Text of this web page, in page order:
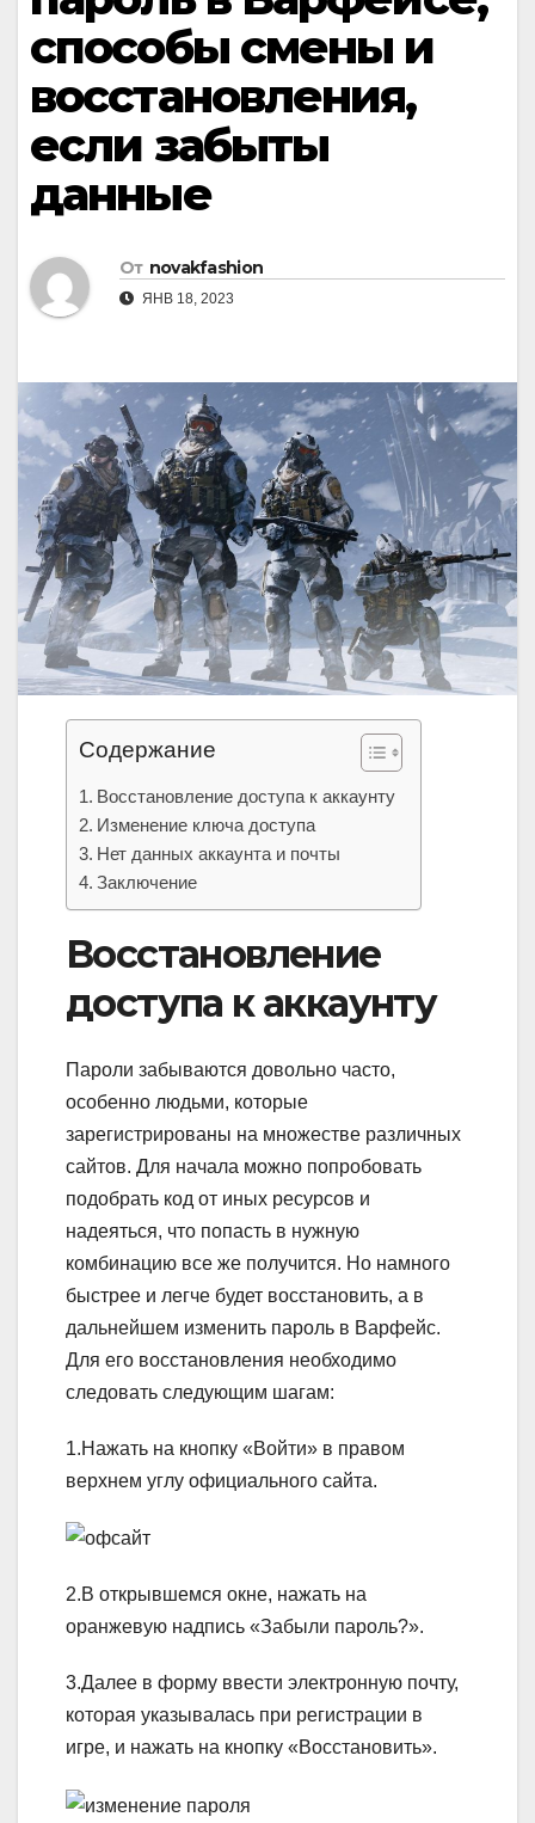
способы смены и
восстановления,
если забыты
данные
От novakfashion
ЯНВ 18, 2023
Содержание
Восстановление доступа к аккаунту
Изменение ключа доступа
Нет данных аккаунта и почты
Заключение
Восстановление
доступа к аккаунту
Пароли забываются довольно часто,
особенно людьми, которые
зарегистрированы на множестве различных
сайтов. Для начала можно попробовать
подобрать код от иных ресурсов и
надеяться, что попасть в нужную
комбинацию все же получится. Но намного
быстрее и легче будет восстановить, а в
дальнейшем изменить пароль в Варфейс.
Для его восстановления необходимо
следовать следующим шагам:
1.Нажать на кнопку «Войти» в правом
верхнем углу официального сайта.
2.В открывшемся окне, нажать на
оранжевую надпись «Забыли пароль?».
3.Далее в форму ввести электронную почту,
которая указывалась при регистрации в
игре, и нажать на кнопку «Восстановить».